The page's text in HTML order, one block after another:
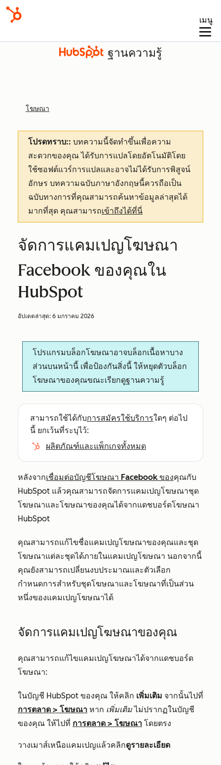
เมนู
ฐานความรู้
โฆษณา
โปรดทราบ:: บทความนี้จัดทำขึ้นเพื่อความ
สะดวกของคุณได้รับการแปลโดยอัตโนมัติโดย
ใช้ซอฟต์แวร์การแปลและอาจไม่ได้รับการพิสูจน์
อักษร บทความฉบับภาษาอังกฤษนี้ควรถือเป็น
ฉบับทางการที่คุณสามารถค้นหาข้อมูลล่าสุดได้
มากที่สุด คุณสามารถเข้าถึงได้ที่นี่
จัดการแคมเปญโฆษณา
Facebook ของคุณใน
HubSpot
อัปเดตล่าสุด: 6 มกราคม 2026
โปรแกรมบล็อกโฆษณาอาจบล็อกเนื้อหาบาง
ส่วนบนหน้านี้ เพื่อป้องกันสิ่งนี้ ให้หยุดตัวบล็อก
โฆษณาของคุณขณะเรียกดูฐานความรู้
สามารถใช้ได้กับการสมัครใช้บริการใดๆ ต่อไป
นี้ ยกเว้นที่ระบุไว้:
ผลิตภัณฑ์และแพ็กเกจทั้งหมด
หลังจากเชื่อมต่อบัญชีโฆษณา Facebook ของคุณกับ
HubSpot แล้วคุณสามารถจัดการแคมเปญโฆษณาชุด
โฆษณาและโฆษณาของคุณได้จากแดชบอร์ดโฆษณา
HubSpot
คุณสามารถแก้ไขชื่อแคมเปญโฆษณาของคุณและชุด
โฆษณาแต่ละชุดได้ภายในแคมเปญโฆษณา นอกจากนี้
คุณยังสามารถเปลี่ยนงบประมาณและตัวเลือก
กำหนดการสำหรับชุดโฆษณาและโฆษณาที่เป็นส่วน
หนึ่งของแคมเปญโฆษณาได้
จัดการแคมเปญโฆษณาของคุณ
คุณสามารถแก้ไขแคมเปญโฆษณาได้จากแดชบอร์ด
โฆษณา:
ในบัญชี HubSpot ของคุณ ให้คลิก เพิ่มเติม จากนั้นไปที่
การตลาด > โฆษณา หาก เพิ่มเติมไม่ปรากฏในบัญชี
ของคุณ ให้ไปที่ การตลาด > โฆษณา โดยตรง
วางเมาส์เหนือแคมเปญแล้วคลิกดูรายละเอียด